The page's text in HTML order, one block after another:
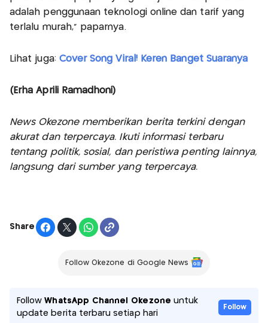
adalah penggunaan teknologi online dan tarif yang
terlalu murah,” paparnya.
Lihat juga: Cover Song Viral! Keren Banget Suaranya
(Erha Aprili Ramadhoni)
News Okezone memberikan berita terkini dengan
akurat dan terpercaya. Ikuti informasi terbaru
tentang politik, sosial, dan peristiwa penting lainnya,
langsung dari sumber yang terpercaya.
Share
Follow Okezone di Google News
FollowWhatsApp Channel Okezone untuk
update berita terbaru setiap hari
Follow